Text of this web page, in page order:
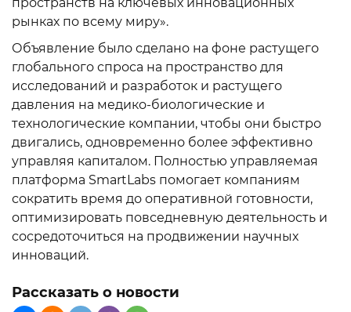
рынках по всему миру».
Объявление было сделано на фоне растущего
глобального спроса на пространство для
исследований и разработок и растущего
давления на медико-биологические и
технологические компании, чтобы они быстро
двигались, одновременно более эффективно
управляя капиталом. Полностью управляемая
платформа SmartLabs помогает компаниям
сократить время до оперативной готовности,
оптимизировать повседневную деятельность и
сосредоточиться на продвижении научных
инноваций.
Рассказать о новости